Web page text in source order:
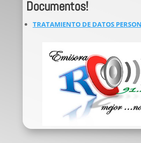
Documentos!
TRATAMIENTO DE DATOS